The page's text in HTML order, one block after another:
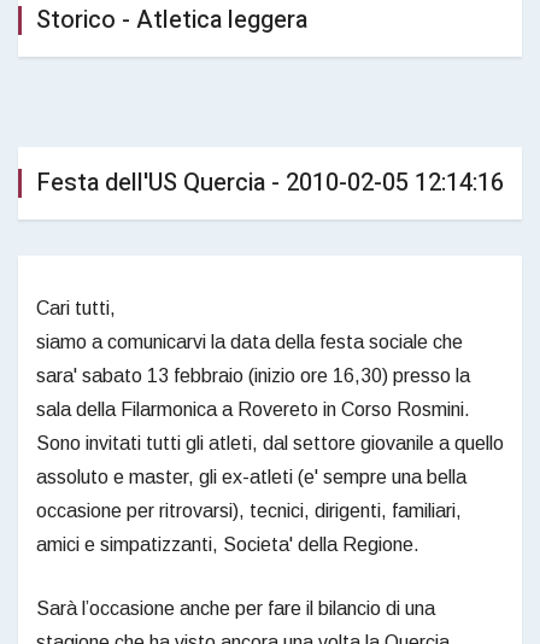
Storico - Atletica leggera
Festa dell'US Quercia - 2010-02-05 12:14:16
Cari tutti,
siamo a comunicarvi la data della festa sociale che
sara' sabato 13 febbraio (inizio ore 16,30) presso la
sala della Filarmonica a Rovereto in Corso Rosmini.
Sono invitati tutti gli atleti, dal settore giovanile a quello
assoluto e master, gli ex-atleti (e' sempre una bella
occasione per ritrovarsi), tecnici, dirigenti, familiari,
amici e simpatizzanti, Societa' della Regione.
Sarà l’occasione anche per fare il bilancio di una